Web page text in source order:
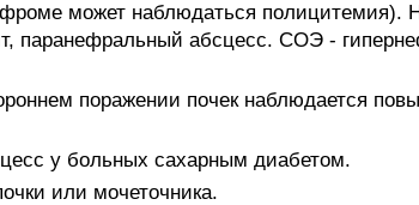
может наблюдаться полицитемия).
паранефральный абсцесс. СОЭ -
поражении почек наблюдается
у больных сахарным диабетом.
или мочеточника.